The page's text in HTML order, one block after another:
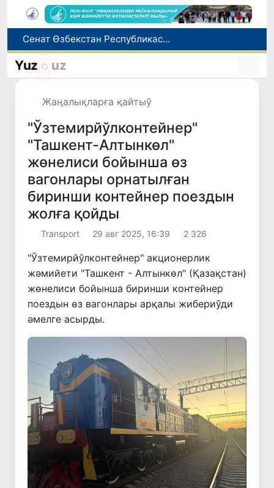
Сенат Өзбекстан Республикасы Президенти Администрациясының ҳуқықый статусы ҳаққындағы Конституциялық нызамды мақуллады
Өзбекстан жас аўыр атлетикашылары Азия чемпионатында биринши медальды қолға киргизди
Yuz uz
Жаңалықларға қайтыў
"Ўзтемирйўлконтейнер"
"Ташкент-Алтынкөл"
жөнелиси бойынша өз
вагонлары орнатылған
биринши контейнер поездын
жолға қойды
Transport 29 авг 2025, 16:39 2 326
"Ўзтемирйўлконтейнер" акционерлик
жәмийети "Ташкент - Алтынкөл" (Қазақстан)
жөнелиси бойынша биринши контейнер
поездын өз вагонлары арқалы жибериўди
әмелге асырды.